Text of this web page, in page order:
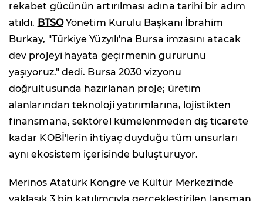
rekabet gücünün artırılması adına tarihi bir adım
atıldı. BTSOYönetim Kurulu Başkanı İbrahim
Burkay, "Türkiye Yüzyılı'na Bursa imzasını atacak
dev projeyi hayata geçirmenin gururunu
yaşıyoruz." dedi. Bursa 2030 vizyonu
doğrultusunda hazırlanan proje; üretim
alanlarından teknoloji yatırımlarına, lojistikten
finansmana, sektörel kümelenmeden dış ticarete
kadar KOBİ'lerin ihtiyaç duyduğu tüm unsurları
aynı ekosistem içerisinde buluşturuyor.
Merinos Atatürk Kongre ve Kültür Merkezi'nde